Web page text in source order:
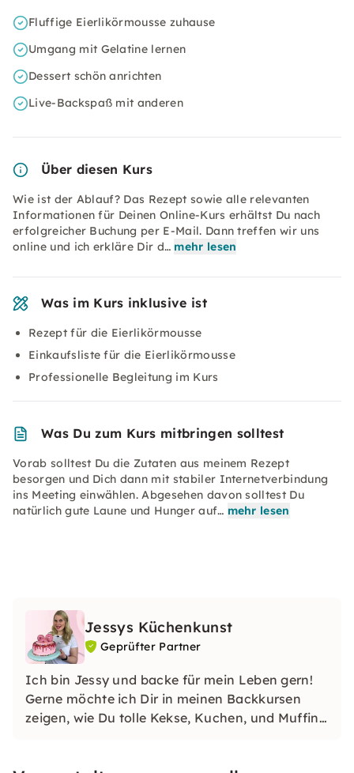
Fluffige Eierlikörmousse zuhause
Umgang mit Gelatine lernen
Dessert schön anrichten
Live-Backspaß mit anderen
Über diesen Kurs
Wie ist der Ablauf? Das Rezept sowie alle relevanten
Informationen für Deinen Online-Kurs erhältst Du nach
erfolgreicher Buchung per E-Mail. Dann treffen wir uns
online und ich erkläre Dir d… mehr lesen
Was im Kurs inklusive ist
Rezept für die Eierlikörmousse
Einkaufsliste für die Eierlikörmousse
Professionelle Begleitung im Kurs
Was Du zum Kurs mitbringen solltest
Vorab solltest Du die Zutaten aus meinem Rezept
besorgen und Dich dann mit stabiler Internetverbindung
ins Meeting einwählen. Abgesehen davon solltest Du
natürlich gute Laune und Hunger auf… mehr lesen
Jessys Küchenkunst
Geprüfter Partner
Ich bin Jessy und backe für mein Leben gern!
Gerne möchte ich Dir in meinen Backkursen
zeigen, wie Du tolle Kekse, Kuchen, und Muffins